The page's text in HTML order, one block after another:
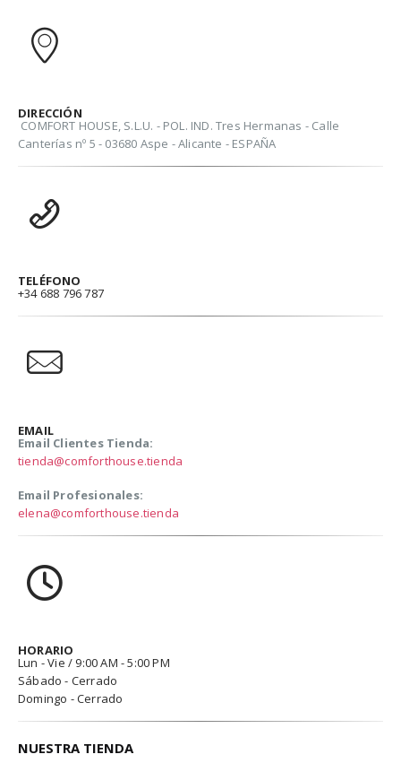
DIRECCIÓN
COMFORT HOUSE, S.L.U. - POL. IND. Tres Hermanas - Calle
Canterías nº 5 - 03680 Aspe - Alicante - ESPAÑA
TELÉFONO
+34 688 796 787
EMAIL
Email Clientes Tienda:
tienda@comforthouse.tienda
Email Profesionales:
elena@comforthouse.tienda
HORARIO
Lun - Vie / 9:00 AM - 5:00 PM
Sábado - Cerrado
Domingo - Cerrado
NUESTRA TIENDA